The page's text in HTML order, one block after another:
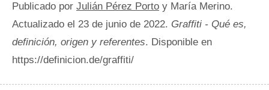
Publicado por Julián Pérez Porto y María Merino.
Actualizado el 23 de junio de 2022. Graffiti - Qué es,
definición, origen y referentes. Disponible en
https://definicion.de/graffiti/